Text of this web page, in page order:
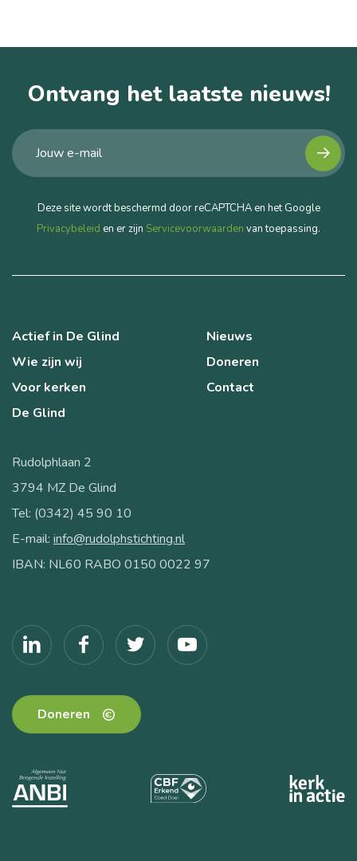
Ontvang het laatste nieuws!
Deze site wordt beschermd door reCAPTCHA en het Google
Privacybeleid en er zijn Servicevoorwaarden van toepassing.
Actief in De Glind
Wie zijn wij
Voor kerken
De Glind
Nieuws
Doneren
Contact
Rudolphlaan 2
3794 MZ De Glind
Tel: (0342) 45 90 10
E-mail: info@rudolphstichting.nl
IBAN: NL60 RABO 0150 0022 97
Doneren